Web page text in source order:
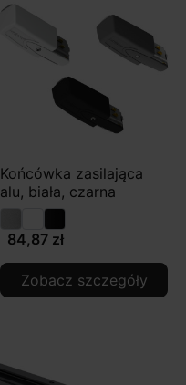
Końcówka zasilająca
alu, biała, czarna
84,87 zł
Zobacz szczegóły